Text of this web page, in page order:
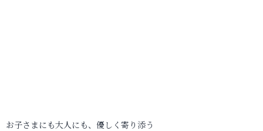
お子さまにも大人にも、優しく寄り添う